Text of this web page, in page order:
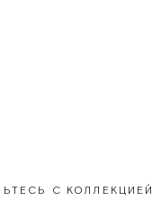
С КОЛЛЕКЦИЕЙ